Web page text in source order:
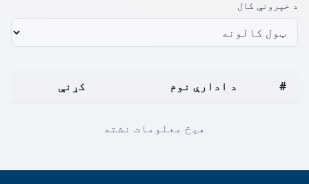
د خپرونې کال
# د ادارې نوم کړنې
هیڅ معلومات نشته